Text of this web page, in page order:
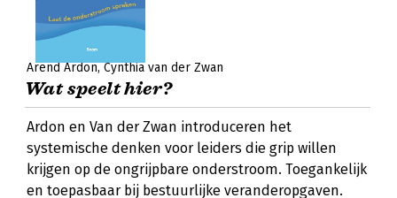
Arend Ardon Cynthia van der Zwan
Wat speelt hier?
Ardon en Van der Zwan introduceren het
systemische denken voor leiders die grip willen
krijgen op de ongrijpbare onderstroom. Toegankelijk
en toepasbaar bij bestuurlijke veranderopgaven.